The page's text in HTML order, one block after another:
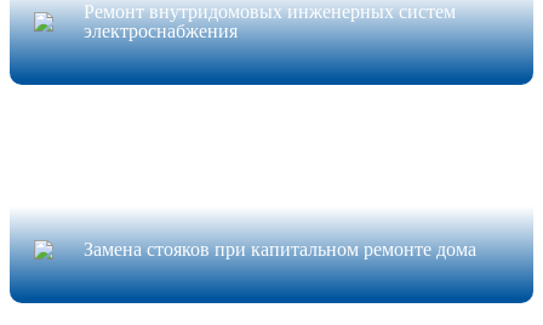
Ремонт внутридомовых инженерных систем
электроснабжения
Замена стояков при капитальном ремонте дома